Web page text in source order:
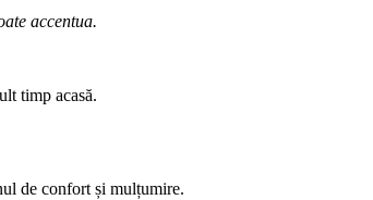
accentua.
timp acasă.
de confort și mulțumire.